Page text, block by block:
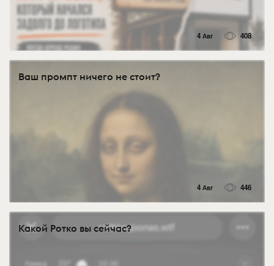
4 Авг 408
Ваш промпт ничего не стоит?
4 Авг 446
Какой Ротко вы сейчас?